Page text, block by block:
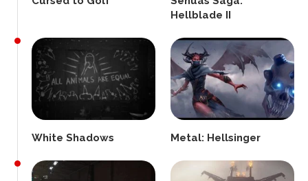
Hellblade II
White Shadows Metal: Hellsinger